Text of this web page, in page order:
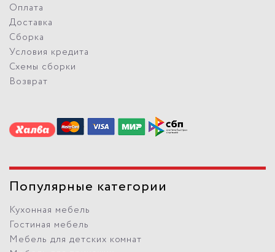
Оплата
Доставка
Сборка
Условия кредита
Схемы сборки
Возврат
Популярные категории
Кухонная мебель
Гостиная мебель
Мебель для детских комнат